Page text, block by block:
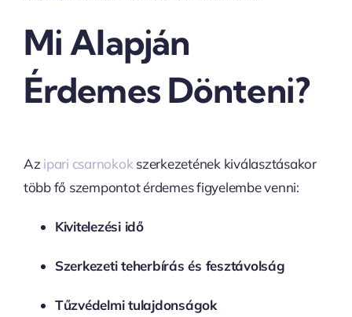
Mi Alapján
Érdemes Dönteni?
Az ipari csarnokok szerkezetének kiválasztásakor
több fő szempontot érdemes figyelembe venni:
Kivitelezési idő
Szerkezeti teherbírás és fesztávolság
Tűzvédelmi tulajdonságok